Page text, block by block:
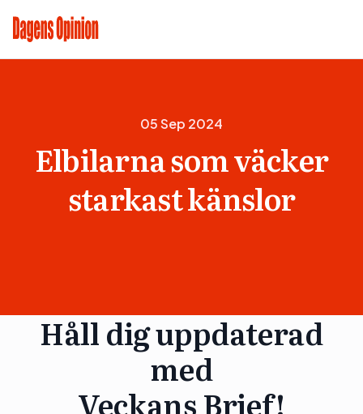
05 Sep 2024
Elbilarna som väcker
starkast känslor
Håll dig uppdaterad
med
Veckans Brief!